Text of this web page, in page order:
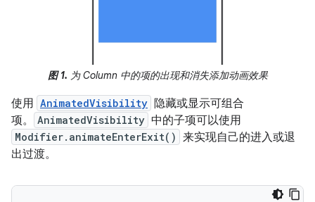
图 1. 为 Column 中的项的出现和消失添加动画效果
使用 AnimatedVisibility 隐藏或显示可组合
项。
AnimatedVisibility 中的子项可以使用
Modifier.animateEnterExit() 来实现自己的进入或退
出过渡。